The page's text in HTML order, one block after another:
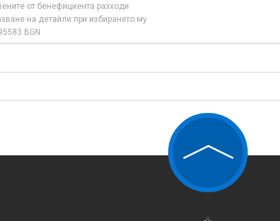
от бенефициента разходи
на детайли при избирането му
BGN